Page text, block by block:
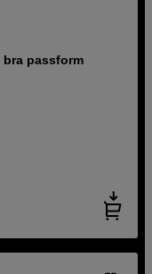
bra passform